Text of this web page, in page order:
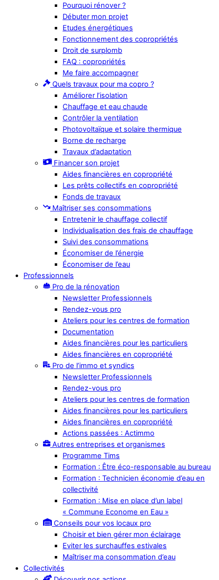
Pourquoi rénover ?
Débuter mon projet
Etudes énergétiques
Fonctionnement des copropriétés
Droit de surplomb
FAQ : copropriétés
Me faire accompagner
Quels travaux pour ma copro ?
Améliorer l’isolation
Chauffage et eau chaude
Contrôler la ventilation
Photovoltaïque et solaire thermique
Borne de recharge
Travaux d’adaptation
Financer son projet
Aides financières en copropriété
Les prêts collectifs en copropriété
Fonds de travaux
Maîtriser ses consommations
Entretenir le chauffage collectif
Individualisation des frais de chauffage
Suivi des consommations
Économiser de l’énergie
Économiser de l’eau
Professionnels
Pro de la rénovation
Newsletter Professionnels
Rendez-vous pro
Ateliers pour les centres de formation
Documentation
Aides financières pour les particuliers
Aides financières en copropriété
Pro de l’immo et syndics
Newsletter Professionnels
Rendez-vous pro
Ateliers pour les centres de formation
Aides financières pour les particuliers
Aides financières en copropriété
Actions passées : Actimmo
Autres entreprises et organismes
Programme Tims
Formation : Être éco-responsable au bureau
Formation : Technicien économie d’eau en
collectivité
Formation : Mise en place d’un label
« Commune Econome en Eau »
Conseils pour vos locaux pro
Choisir et bien gérer mon éclairage
Eviter les surchauffes estivales
Maîtriser ma consommation d’eau
Collectivités